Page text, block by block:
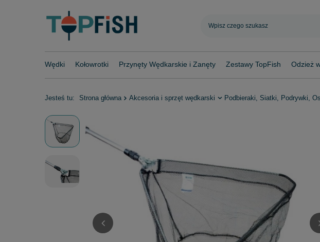
Wędki Kołowrotki Przynęty Wędkarskie i Zanęty Zestawy TopFish Odzież
Jesteś tu: Strona główna Akcesoria i sprzęt wędkarski Podbieraki, Siatki, Podrywki,